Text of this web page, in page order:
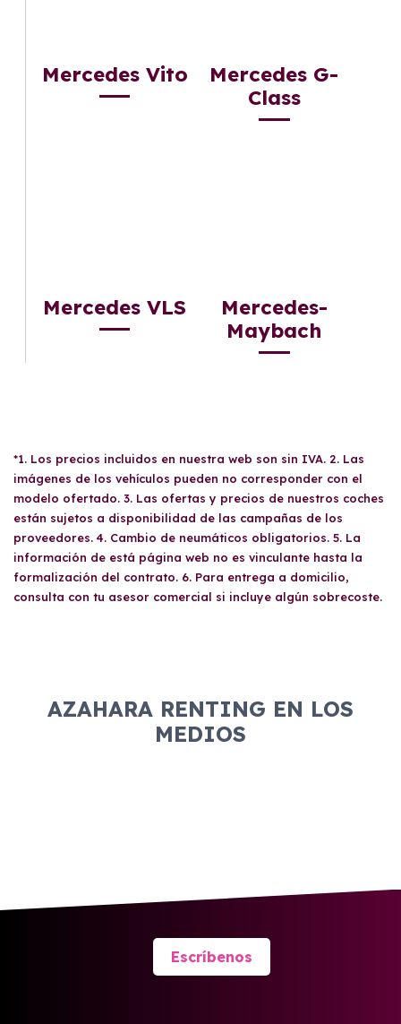
Mercedes Vito
Mercedes G-
Class
Mercedes VLS
Mercedes-
Maybach
*1. Los precios incluidos en nuestra web son sin IVA. 2. Las
imágenes de los vehículos pueden no corresponder con el
modelo ofertado. 3. Las ofertas y precios de nuestros coches
están sujetos a disponibilidad de las campañas de los
proveedores. 4. Cambio de neumáticos obligatorios. 5. La
información de está página web no es vinculante hasta la
formalización del contrato. 6. Para entrega a domicilio,
consulta con tu asesor comercial si incluye algún sobrecoste.
AZAHARA RENTING EN LOS
MEDIOS
Escríbenos